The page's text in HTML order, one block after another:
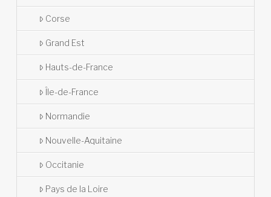
Corse
Grand Est
Hauts-de-France
Île-de-France
Normandie
Nouvelle-Aquitaine
Occitanie
Pays de la Loire